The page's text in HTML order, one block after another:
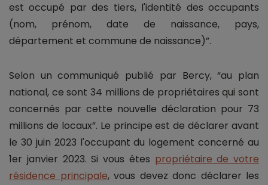
est occupé par des tiers, l'identité des occupants
(nom, prénom, date de naissance, pays,
département et commune de naissance)”.
Selon un communiqué publié par Bercy, “au plan
national, ce sont 34 millions de propriétaires qui sont
concernés par cette nouvelle déclaration pour 73
millions de locaux”. Le principe est de déclarer avant
le 30 juin 2023 l'occupant du logement concerné au
1er janvier 2023. Si vous êtes propriétaire de votre
résidence principale, vous devez donc déclarer les